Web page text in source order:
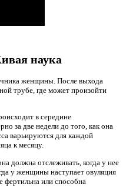
наука
женщины. После выхода
трубе, где может произойти
в середине
за две недели до того, как она
варьируются для каждой
к месяцу.
должна отслеживать, когда у нее
у женщины наступает овуляция
или способна